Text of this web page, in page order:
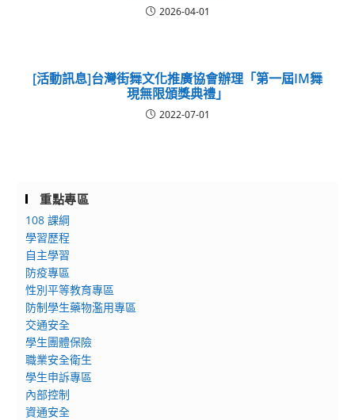
2026-04-01
[活動訊息]台灣街舞文化推廣協會辦理「第一屆IM舞
現無限頒獎典禮」
2022-07-01
重點專區
108 課綱
學習歷程
自主學習
防疫專區
性別平等教育專區
防制學生藥物濫用專區
交通安全
學生團體保險
職業安全衛生
學生申訴專區
內部控制
資通安全